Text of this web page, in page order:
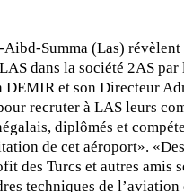
Summa (Las)
dans la société 2AS
DEMIR et son Directeur
recruter à LAS leurs
diplômés et
de cet aéroport».
des Turcs et autres amis
techniques de